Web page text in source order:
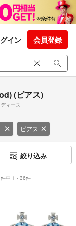
イン 会員登録
(ピアス)
ィース
ピアス
絞り込み
中 1 - 36件